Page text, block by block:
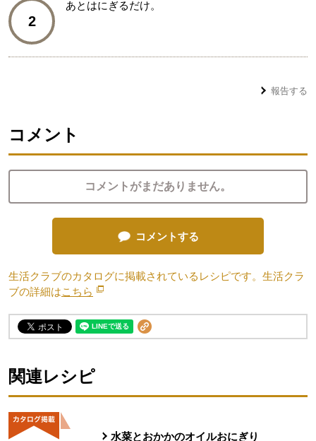
2
あとはにぎるだけ。
報告する
コメント
コメントがまだありません。
コメントする
生活クラブのカタログに掲載されているレシピです。生活クラ
ブの詳細はこちら 別のウィンドウで開きます。
関連レシピ
水菜とおかかのオイルおにぎり